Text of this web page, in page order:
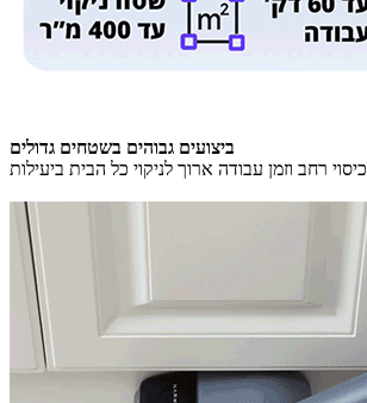
ביצועים גבוהים בשטחים גדולים
כיסוי רחב וזמן עבודה ארוך לניקוי כל הבית ביעילות